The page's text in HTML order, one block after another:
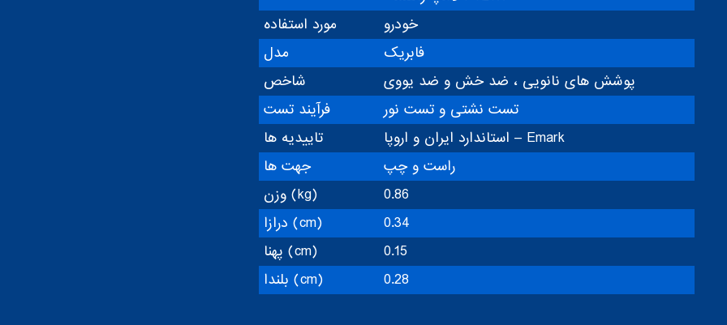
مورد استفاده
خودرو
مدل
فابریک
شاخص
پوشش های نانویی ، ضد خش و ضد یووی
فرآیند تست
تست نشتی و تست نور
تاییدیه ها
استاندارد ایران و اروپا – Emark
جهت ها
راست و چپ
وزن (kg)
0.86
درازا (cm)
0.34
پهنا (cm)
0.15
بلندا (cm)
0.28